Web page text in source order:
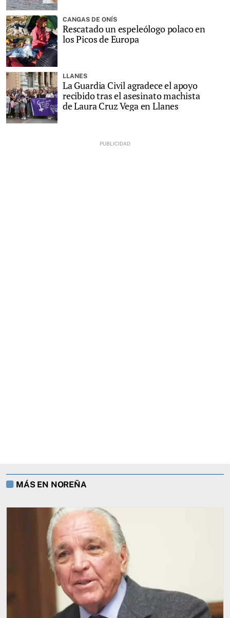
CANGAS DE ONÍS
Rescatado un espeleólogo polaco en
los Picos de Europa
LLANES
La Guardia Civil agradece el apoyo
recibido tras el asesinato machista
de Laura Cruz Vega en Llanes
MÁS EN NOREÑA